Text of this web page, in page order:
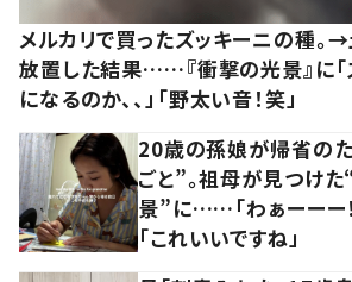
メルカリで買ったズッキーニの種。
放置した結果……『衝撃の光景』に
になるのか、、」「野太い音！笑」
20歳の孫娘が帰省の
ごと”。祖母が見つけ
景”に……「わぁーーー！
「これいいですね」